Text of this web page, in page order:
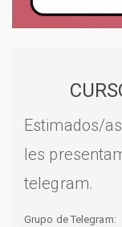
Estimados/
les
telegram.
Grupo de Telegram: